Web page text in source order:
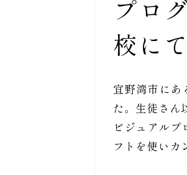
プロ
校に
宜野湾市に
た。生徒さん
ビジュアル
フトを使いカ